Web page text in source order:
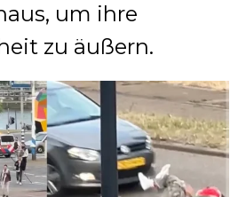
um ihre
zu äußern.